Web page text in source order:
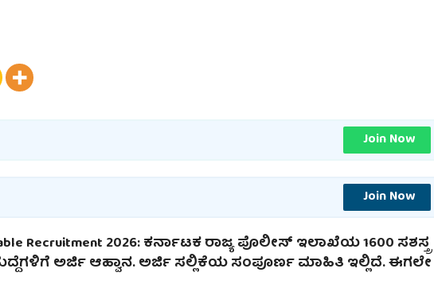
Join Now
Join Now
Recruitment 2026: ಕರ್ನಾಟಕ ರಾಜ್ಯ ಪೊಲೀಸ್ ಇಲಾಖೆಯ 1600 ಸಶಸ್ತ್ರ
ಅರ್ಜಿ ಆಹ್ವಾನ. ಅರ್ಜಿ ಸಲ್ಲಿಕೆಯ ಸಂಪೂರ್ಣ ಮಾಹಿತಿ ಇಲ್ಲಿದೆ. ಈಗಲೇ